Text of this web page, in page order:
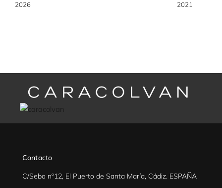
2026
2021
Contacto
C/Sebo nº12, El Puerto de Santa María, Cádiz. ESPAÑA